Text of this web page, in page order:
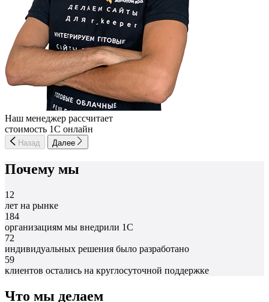
Наш менеджер рассчитает
стоимость 1С онлайн
Назад Далее
Почему мы
12
лет на рынке
184
организациям мы внедрили 1С
72
индивидуальных решения было разработано
59
клиентов остались на круглосуточной поддержке
Что мы делаем